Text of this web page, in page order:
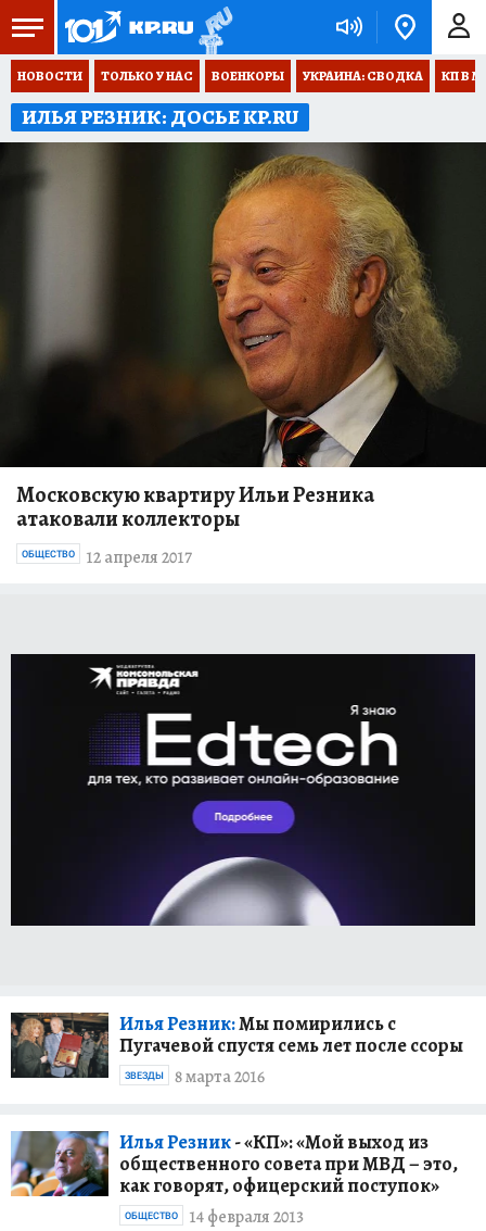
НОВОСТИ ТОЛЬКО У НАС ВОЕНКОРЫ УКРАИНА: СВОДКА КП В
ИЛЬЯ РЕЗНИК: ДОСЬЕ KP.RU
Московскую квартиру Ильи Резника
атаковали коллекторы
12 апреля 2017
ОБЩЕСТВО
Илья Резник:Мы помирились с
Пугачевой спустя семь лет после ссоры
8 марта 2016
ЗВЕЗДЫ
Илья Резник- «КП»: «Мой выход из
общественного совета при МВД – это,
как говорят, офицерский поступок»
14 февраля 2013
ОБЩЕСТВО